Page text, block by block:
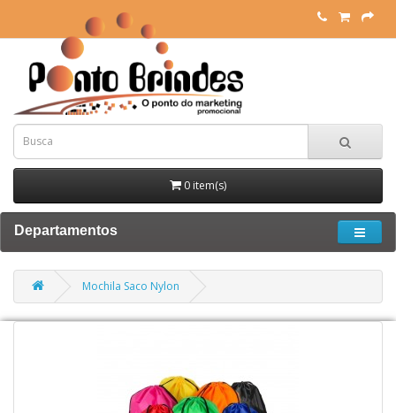
0 item(s)
Departamentos
Mochila Saco Nylon